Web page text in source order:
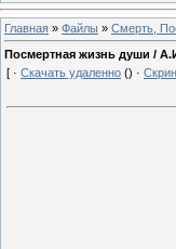
Главная » Файлы » Смерть,
Посмертная жизнь души /
[ · Скачать удаленно () ·